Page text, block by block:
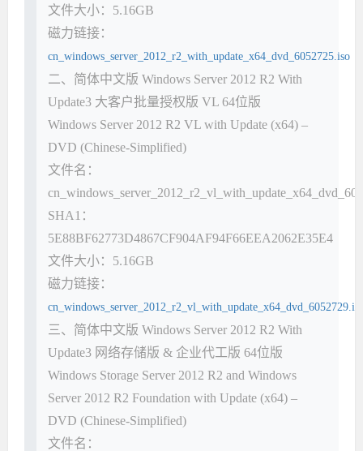
文件大小：5.16GB
磁力链接：
cn_windows_server_2012_r2_with_update_x64_dvd_6052725.iso
二、简体中文版 Windows Server 2012 R2 With
Update3 大客户批量授权版 VL 64位版
Windows Server 2012 R2 VL with Update (x64) –
DVD (Chinese-Simplified)
文件名：
SHA1：
5E88BF62773D4867CF904AF94F66EEA2062E35E4
文件大小：5.16GB
磁力链接：
三、简体中文版 Windows Server 2012 R2 With
Update3 网络存储版 & 企业代工版 64位版
Windows Storage Server 2012 R2 and Windows
Server 2012 R2 Foundation with Update (x64) –
DVD (Chinese-Simplified)
文件名：